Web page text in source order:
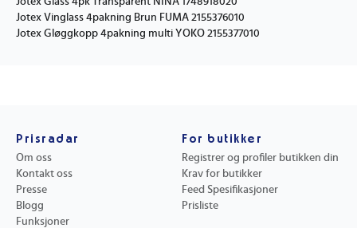
Jotex Vinglass 4pakning Brun FUMA 2155376010
Jotex Gløggkopp 4pakning multi YOKO 2155377010
Prisradar
Om oss
Kontakt oss
Presse
Blogg
Funksjoner
For butikker
Registrer og profiler butikken din
Krav for butikker
Feed Spesifikasjoner
Prisliste